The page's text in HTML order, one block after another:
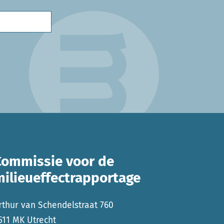
voor de
van Schendelstraat 760
MK Utrecht